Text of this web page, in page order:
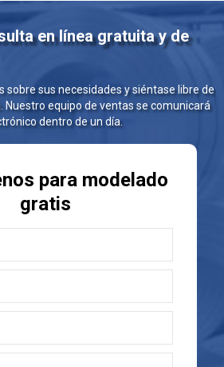
en línea gratuita y de
sobre sus necesidades y siéntase libre de
Nuestro equipo de ventas se comunicará
dentro de un día.
para modelado
gratis